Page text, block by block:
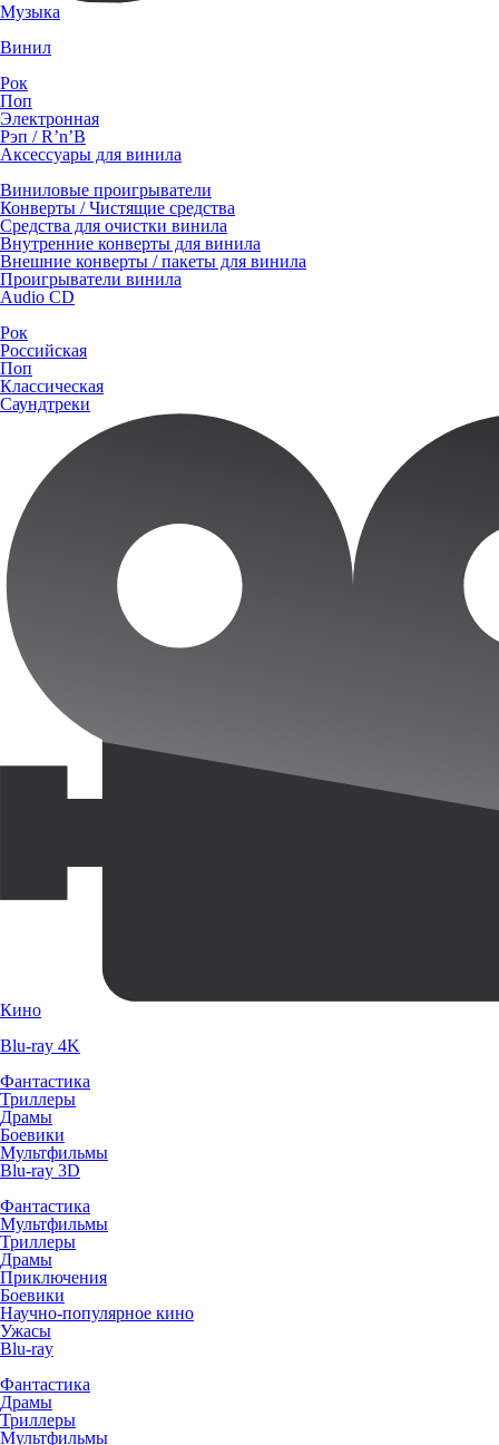
Музыка
Винил
Рок
Поп
Электронная
Рэп / R’n’B
Аксессуары для винила
Виниловые проигрыватели
Конверты / Чистящие средства
Средства для очистки винила
Внутренние конверты для винила
Внешние конверты / пакеты для винила
Проигрыватели винила
Audio CD
Рок
Российская
Поп
Классическая
Саундтреки
Кино
Blu-ray 4K
Фантастика
Триллеры
Драмы
Боевики
Мультфильмы
Blu-ray 3D
Фантастика
Мультфильмы
Триллеры
Драмы
Приключения
Боевики
Научно-популярное кино
Ужасы
Blu-ray
Фантастика
Драмы
Триллеры
Мультфильмы